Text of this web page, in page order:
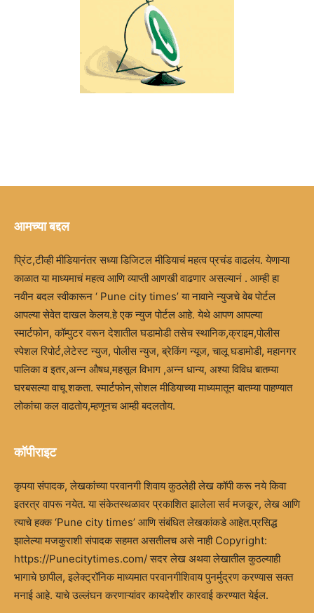
आमच्या बद्दल
प्रिंट,टीव्ही मीडियानंतर सध्या डिजिटल मीडियाचं महत्व प्रचंड वाढलंय. येणाऱ्या
काळात या माध्यमाचं महत्व आणि व्याप्ती आणखी वाढणार असल्यानं . आम्ही हा
नवीन बदल स्वीकारून ‘ Pune city times’ या नावाने न्युजचे वेब पोर्टल
आपल्या सेवेत दाखल केलय.हे एक न्युज पोर्टल आहे. येथे आपण आपल्या
स्मार्टफोन, कॉम्पुटर वरून देशातील घडामोडी तसेच स्थानिक,क्राइम,पोलीस
स्पेशल रिपोर्ट,लेटेस्ट न्युज, पोलीस न्युज, ब्रेकिंग न्यूज, चालू घडामोडी, महानगर
पालिका व इतर,अन्न औषध,महसूल विभाग ,अन्न धान्य, अश्या विविध बातम्या
घरबसल्या वाचू शकता. स्मार्टफोन,सोशल मीडियाच्या माध्यमातून बातम्या पाहण्यात
लोकांचा कल वाढतोय,म्हणूनच आम्ही बदलतोय.
कॉपीराइट
कृपया संपादक, लेखकांच्या परवानगी शिवाय कुठलेही लेख कॉपी करू नये किवा
इतरत्र वापरू नयेत. या संकेतस्थळावर प्रकाशित झालेला सर्व मजकूर, लेख आणि
त्याचे हक्क ‘Pune city times’ आणि संबंधित लेखकांकडे आहेत.प्रसिद्ध
झालेल्या मजकुराशी संपादक सहमत असतीलच असे नाही Copyright:
https://Punecitytimes.com/ सदर लेख अथवा लेखातील कुठल्याही
भागाचे छापील, इलेक्ट्रॉनिक माध्यमात परवानगीशिवाय पुनर्मुद्रण करण्यास सक्त
मनाई आहे. याचे उल्लंघन करणाऱ्यांवर कायदेशीर कारवाई करण्यात येईल.